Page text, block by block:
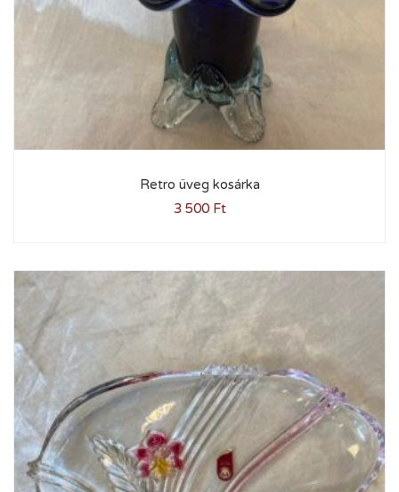
Retro üveg kosárka
3 500 Ft